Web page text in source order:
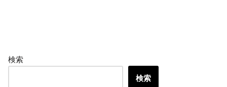
検索
検索